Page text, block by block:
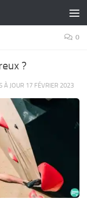
0
?
À JOUR 17 FÉVRIER 2023